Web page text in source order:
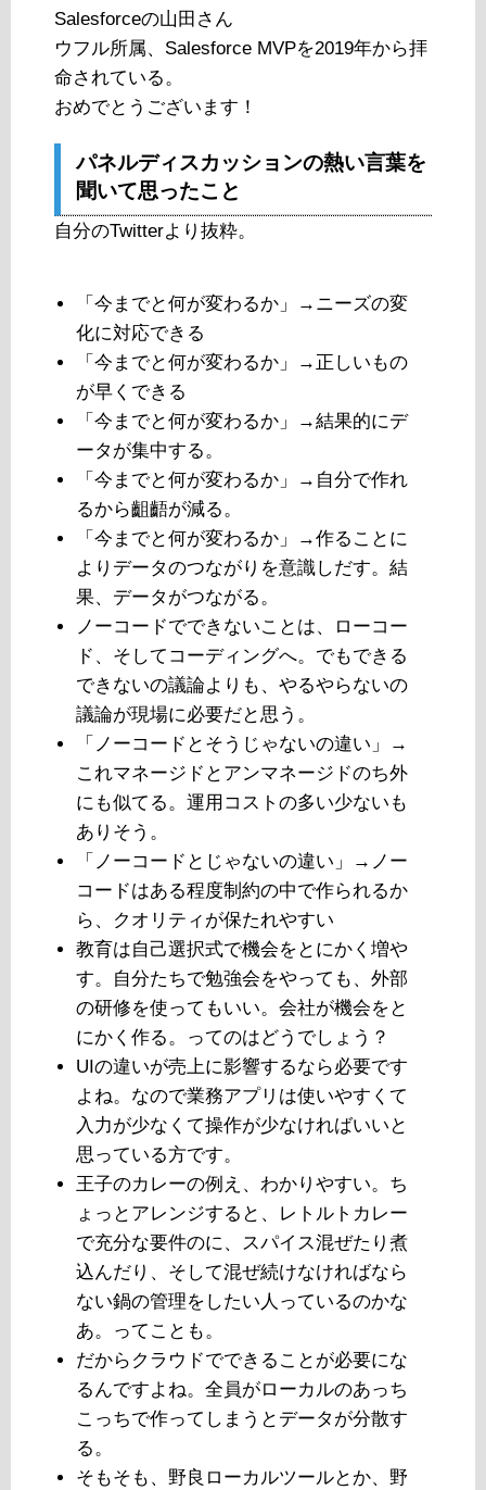
Salesforceの山田さん
ウフル所属、Salesforce MVPを2019年から拝
命されている。
おめでとうございます！
パネルディスカッションの熱い言葉を
聞いて思ったこと
自分のTwitterより抜粋。
「今までと何が変わるか」→ニーズの変
化に対応できる
「今までと何が変わるか」→正しいもの
が早くできる
「今までと何が変わるか」→結果的にデ
ータが集中する。
「今までと何が変わるか」→自分で作れ
るから齟齬が減る。
「今までと何が変わるか」→作ることに
よりデータのつながりを意識しだす。結
果、データがつながる。
ノーコードでできないことは、ローコー
ド、そしてコーディングへ。でもできる
できないの議論よりも、やるやらないの
議論が現場に必要だと思う。
「ノーコードとそうじゃないの違い」→
これマネージドとアンマネージドのち外
にも似てる。運用コストの多い少ないも
ありそう。
「ノーコードとじゃないの違い」→ノー
コードはある程度制約の中で作られるか
ら、クオリティが保たれやすい
教育は自己選択式で機会をとにかく増や
す。自分たちで勉強会をやっても、外部
の研修を使ってもいい。会社が機会をと
にかく作る。ってのはどうでしょう？
UIの違いが売上に影響するなら必要です
よね。なので業務アプリは使いやすくて
入力が少なくて操作が少なければいいと
思っている方です。
王子のカレーの例え、わかりやすい。ち
ょっとアレンジすると、レトルトカレー
で充分な要件のに、スパイス混ぜたり煮
込んだり、そして混ぜ続けなければなら
ない鍋の管理をしたい人っているのかな
あ。ってことも。
だからクラウドでできることが必要にな
るんですよね。全員がローカルのあっち
こっちで作ってしまうとデータが分散す
る。
そもそも、野良ローカルツールとか、野